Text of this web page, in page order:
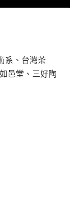
系、台灣茶
邑堂、三好陶